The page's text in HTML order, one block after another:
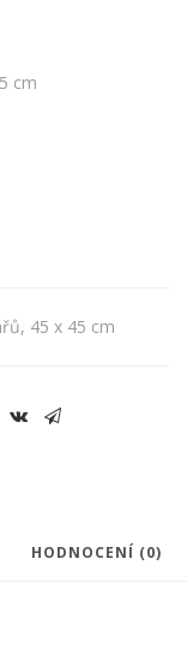
cm
, 45 x 45 cm
HODNOCENÍ (0)